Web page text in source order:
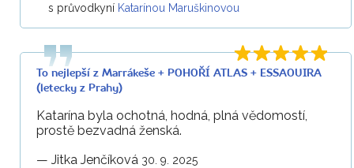
s průvodkyní Katarínou Maruškinovou
To nejlepší z Marrákeše + POHOŘÍ ATLAS + ESSAOUIRA
(letecky z Prahy)
Katarína byla ochotná, hodná, plná vědomostí,
prostě bezvadná ženská.
— Jitka Jenčíková 30. 9. 2025